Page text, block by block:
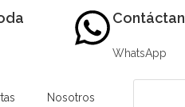
WhatsApp
Nosotros